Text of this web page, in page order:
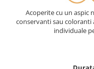
Acoperite cu un aspic
conservanti sau coloranti
individuale